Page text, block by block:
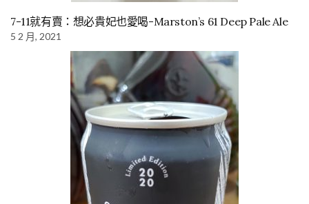
7-11就有賣：想必貴妃也愛喝-Marston’s 61 Deep Pale Ale
5 2 月, 2021